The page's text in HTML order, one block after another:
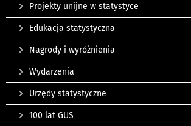
Projekty unijne w statystyce
Edukacja statystyczna
Nagrody i wyróżnienia
Wydarzenia
Urzędy statystyczne
100 lat GUS